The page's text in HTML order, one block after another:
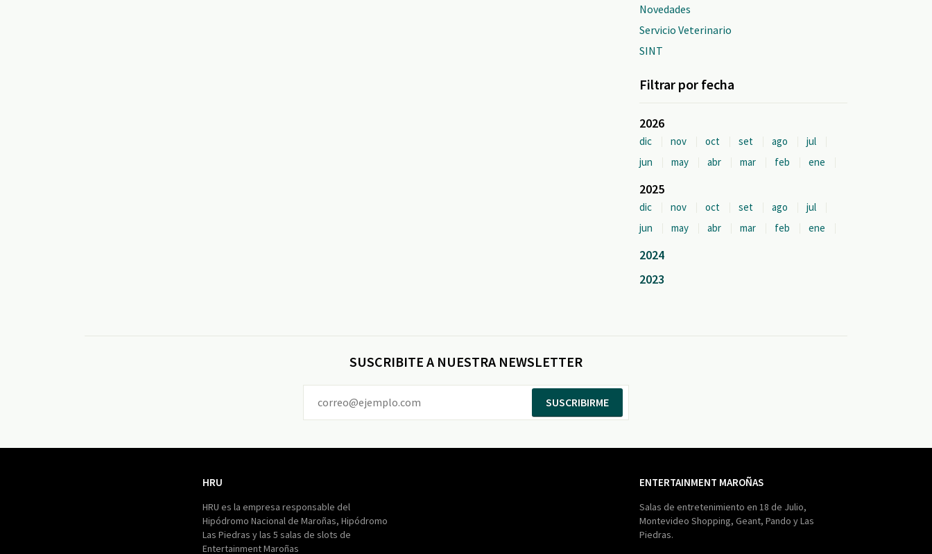
Novedades
Servicio Veterinario
SINT
Filtrar por fecha
2026
dic nov oct set ago
jul
jun
may abr mar feb ene
2025
dic nov oct set ago
jul
jun
may abr mar feb ene
2024
2023
SUSCRIBITE A NUESTRA NEWSLETTER
SUSCRIBIRME
HRU
HRU es la empresa responsable del
Hipódromo Nacional de Maroñas, Hipódromo
Las Piedras y las 5 salas de slots de
Entertainment Maroñas
ENTERTAINMENT MAROÑAS
Salas de entretenimiento en 18 de Julio,
Montevideo Shopping, Geant, Pando y Las
Piedras.